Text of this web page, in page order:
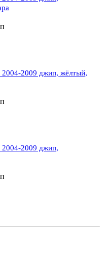
2009 джип, жёлтый,
2004-2009 джип,